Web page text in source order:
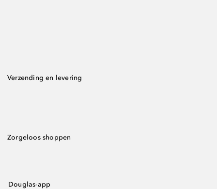
Verzending en levering
Zorgeloos shoppen
Douglas-app